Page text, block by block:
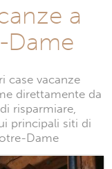
a
Dame
case vacanze
direttamente da
risparmiare,
principali siti di
Dame